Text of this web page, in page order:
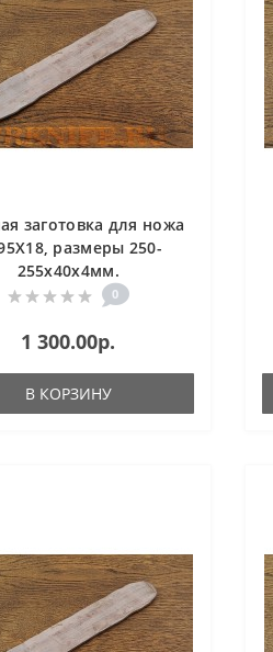
заготовка для ножа
размеры 250-
255х40х4мм.
0
1 300.00р.
В КОРЗИНУ